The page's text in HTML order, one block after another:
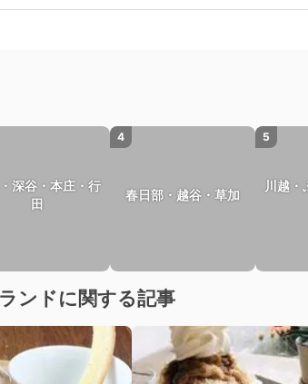
深谷・本庄・行
田
4
春日部・越谷・草加
5
川越・
ンドに関する記事